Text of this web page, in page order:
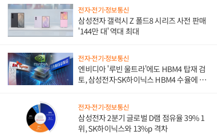
전자·전기·정보통신
삼성전자 갤럭시 Z 폴드8 시리즈 사전 판매
'144만 대' 역대 최대
전자·전기·정보통신
엔비디아 '루빈 울트라'에도 HBM4 탑재 검
토, 삼성전자·SK하이닉스 HBM4 수율에 주
전자·전기·정보통신
삼성전자 2분기 글로벌 D램 점유율 39% 1
위, SK하이닉스와 13%p 격차